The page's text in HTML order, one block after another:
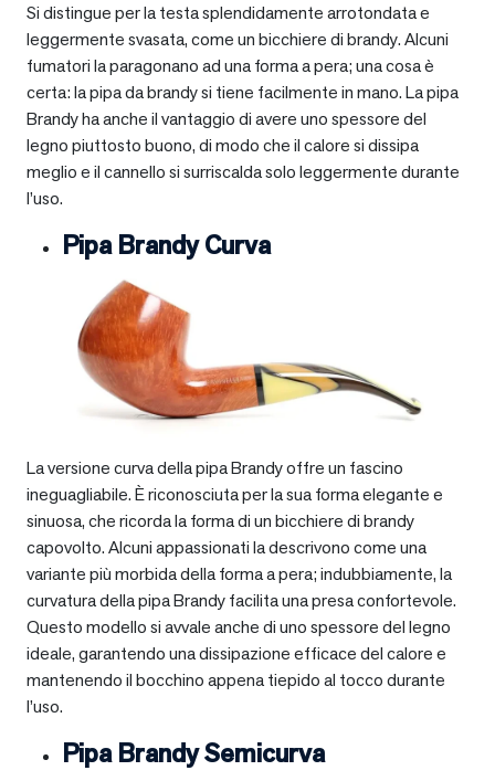
Si distingue per la testa splendidamente arrotondata e
leggermente svasata, come un bicchiere di brandy. Alcuni
fumatori la paragonano ad una forma a pera; una cosa è
certa: la pipa da brandy si tiene facilmente in mano. La pipa
Brandy ha anche il vantaggio di avere uno spessore del
legno piuttosto buono, di modo che il calore si dissipa
meglio e il cannello si surriscalda solo leggermente durante
l’uso.
Pipa Brandy Curva
La versione curva della pipa Brandy offre un fascino
ineguagliabile. È riconosciuta per la sua forma elegante e
sinuosa, che ricorda la forma di un bicchiere di brandy
capovolto. Alcuni appassionati la descrivono come una
variante più morbida della forma a pera; indubbiamente, la
curvatura della pipa Brandy facilita una presa confortevole.
Questo modello si avvale anche di uno spessore del legno
ideale, garantendo una dissipazione efficace del calore e
mantenendo il bocchino appena tiepido al tocco durante
l’uso.
Pipa Brandy Semicurva